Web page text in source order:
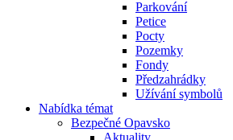
Parkování
Petice
Pocty
Pozemky
Fondy
Předzahrádky
Užívání symbolů
Nabídka témat
Bezpečné Opavsko